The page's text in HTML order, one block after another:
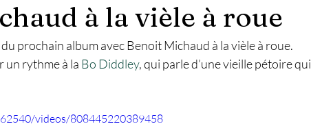
à la vièle à roue
prochain album avec Benoit Michaud à la vièle à roue.
un rythme à la Bo Diddley, qui parle d’une vieille pétoire qui
videos/808445220389458